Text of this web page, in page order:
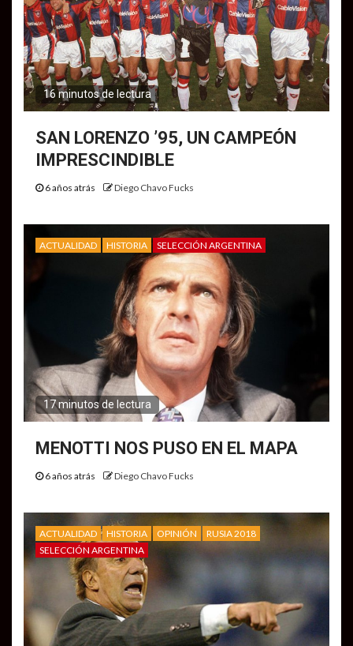
16 minutos de lectura
SAN LORENZO ’95, UN CAMPEÓN
IMPRESCINDIBLE
6 años atrás Diego Chavo Fucks
ACTUALIDAD HISTORIA SELECCIÓN ARGENTINA
17 minutos de lectura
MENOTTI NOS PUSO EN EL MAPA
6 años atrás Diego Chavo Fucks
ACTUALIDAD HISTORIA OPINIÓN
RUSIA 2018
SELECCIÓN ARGENTINA